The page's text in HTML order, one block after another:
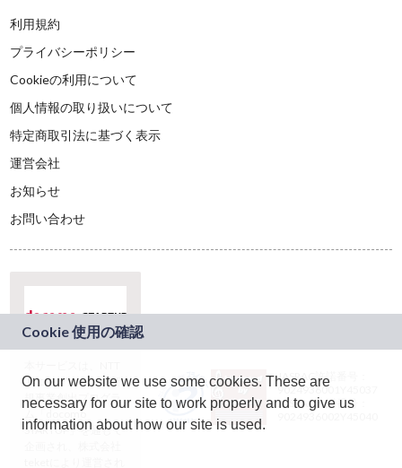
利用規約
プライバシーポリシー
Cookieの利用について
個人情報の取り扱いについて
特定商取引法に基づく表示
運営会社
お知らせ
お問い合わせ
ドコモグループの新
規事業創出プログラ
ム「docomo
STARTUP」を通じて
JASRAC許諾番号：
9024936001Y45037
JASRAC許諾番号：
On our website we use some cookies. These are
necessary for our site to work properly and to give us
information about how our site is used.